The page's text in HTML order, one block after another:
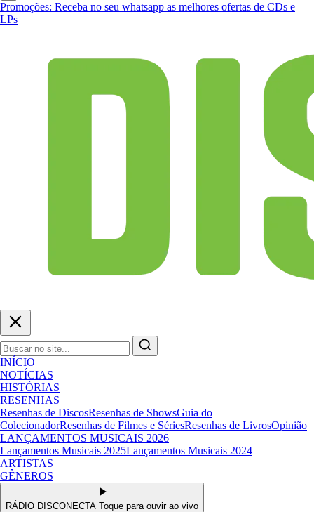
Promoções: Receba no seu whatsapp as melhores ofertas de CDs e
LPs
INÍCIO
NOTÍCIAS
HISTÓRIAS
RESENHAS
Resenhas de DiscosResenhas de ShowsGuia do
ColecionadorResenhas de Filmes e SériesResenhas de LivrosOpinião
LANÇAMENTOS MUSICAIS 2026
Lançamentos Musicais 2025Lançamentos Musicais 2024
ARTISTAS
GÊNEROS
RÁDIO DISCONECTA Toque para ouvir ao vivo